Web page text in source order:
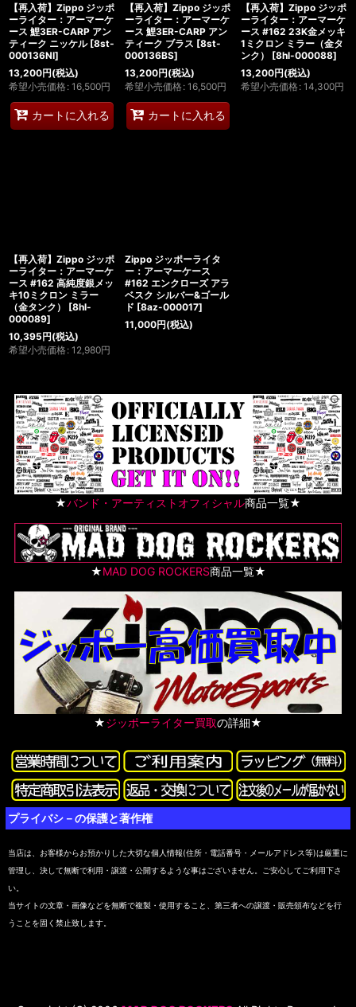
【再入荷】Zippo ジッポ
ーライター：アーマーケ
ース 鯉3ER-CARP アン
ティーク ニッケル [8st-
000136NI]
13,200円(税込)
希望小売価格 : 16,500円
カートに入れる
【再入荷】Zippo ジッポ
ーライター：アーマーケ
ース 鯉3ER-CARP アン
ティーク ブラス [8st-
000136BS]
13,200円(税込)
希望小売価格 : 16,500円
カートに入れる
【再入荷】Zippo ジッポ
ーライター：アーマーケ
ース #162 23K金メッキ
1ミクロン ミラー（金タ
ンク）
[8hl-000088]
13,200円(税込)
希望小売価格 : 14,300円
【再入荷】Zippo ジッポ
ーライター：アーマーケ
ース #162 高純度銀メッ
キ10ミクロン ミラー
（金タンク）
[8hl-
000089]
10,395円(税込)
希望小売価格 : 12,980円
Zippo ジッポーライタ
ー：アーマーケース
#162 エンクローズ アラ
ベスク シルバー&ゴール
ド [8az-000017]
11,000円(税込)
★バンド・アーティストオフィシャル商品一覧★
★MAD DOG ROCKERS商品一覧★
★ジッポーライター買取の詳細★
プライバシ－の保護と著作権
当店は、お客様からお預かりした大切な個人情報(住所・電話番号・メールアドレス等)は厳重に
管理し、決して無断で利用・譲渡・公開するような事はございません。ご安心してご利用下さ
い。
当サイトの文章・画像などを無断で複製・使用すること、第三者への譲渡・販売頒布などを行
うことを固く禁止致します。